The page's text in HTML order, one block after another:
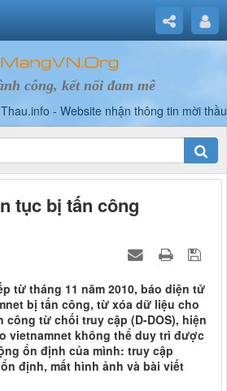
công, kết nối đam mê
tục bị tấn công
từ tháng 11 năm 2010, báo diện tử
bị tấn công, từ xóa dữ liệu cho
công từ chối truy cập (D-DOS), hiện
vietnamnet không thể duy trì được
ổn định của mình: truy cập
định, mất hình ảnh và bài viết